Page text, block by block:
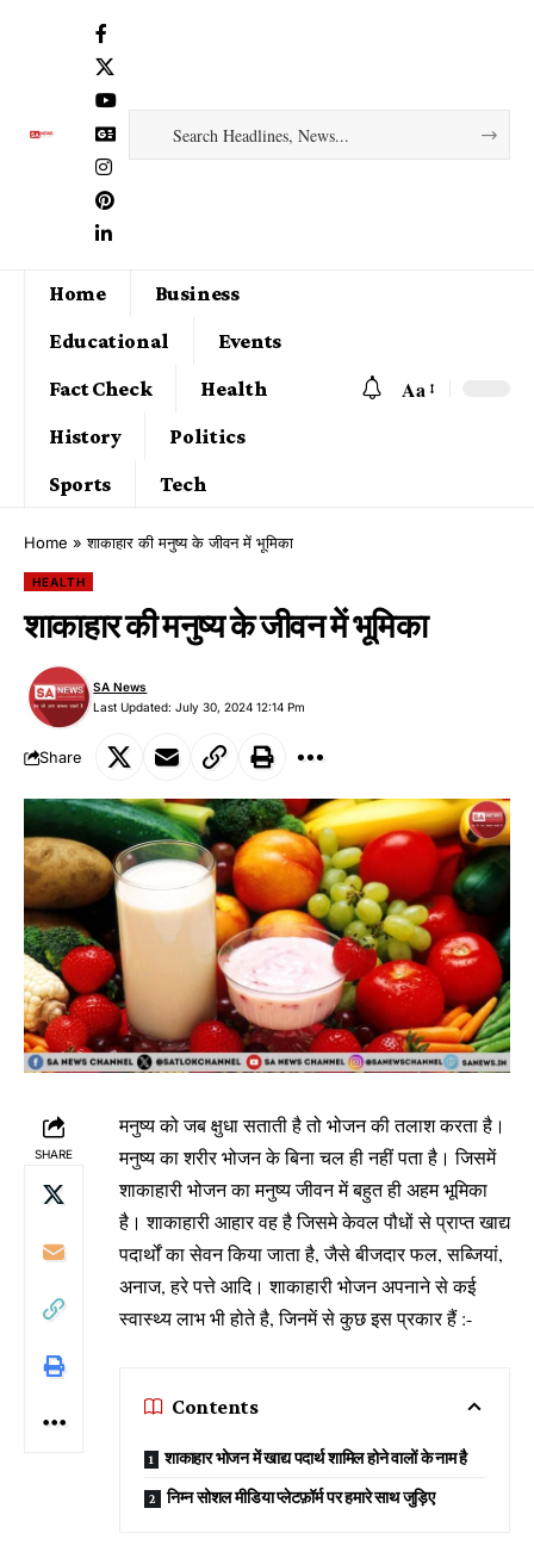
Home
Business
Educational
Events
Fact Check
Health
History
Politics
Sports
Tech
Aa
Home »शाकाहार की मनुष्य के जीवन में भूमिका
HEALTH
शाकाहार की मनुष्य के जीवन में भूमिका
Last Updated: July 30, 2024 12:14 Pm
SA News
Share
SHARE
मनुष्य को जब क्षुधा सताती है तो भोजन की तलाश करता है।
मनुष्य का शरीर भोजन के बिना चल ही नहीं पता है। जिसमें
शाकाहारी भोजन का मनुष्य जीवन में बहुत ही अहम भूमिका
है। शाकाहारी आहार वह है जिसमे केवल पौधों से प्राप्त खाद्य
पदार्थों का सेवन किया जाता है, जैसे बीजदार फल, सब्जियां,
अनाज, हरे पत्ते आदि। शाकाहारी भोजन अपनाने से कई
स्वास्थ्य लाभ भी होते है, जिनमें से कुछ इस प्रकार हैं :-
Contents
शाकाहार भोजन में खाद्य पदार्थ शामिल होने वालों के नाम है
निम्न सोशल मीडिया प्लेटफ़ॉर्म पर हमारे साथ जुड़िए